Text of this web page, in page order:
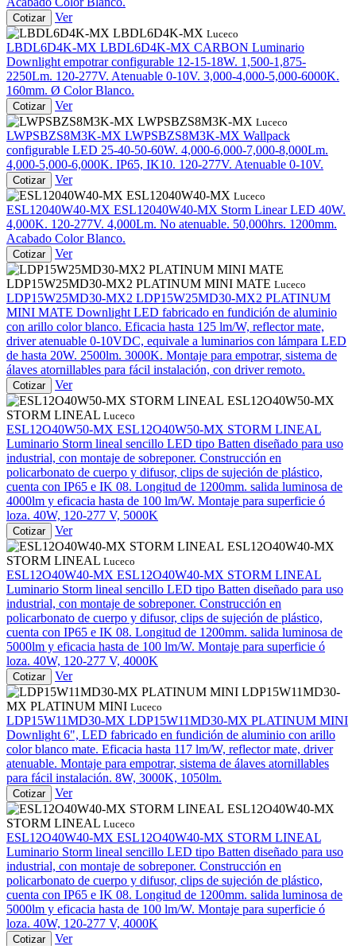
Cotizar
Ver
LBDL6D4K-MX Luceco
LBDL6D4K-MX LBDL6D4K-MX CARBON Luminario
Downlight empotrar configurable 12-15-18W. 1,500-1,875-
2250Lm. 120-277V. Atenuable 0-10V. 3,000-4,000-5,000-6000K.
160mm. Ø Color Blanco.
Cotizar
Ver
LWPSBZS8M3K-MX Luceco
LWPSBZS8M3K-MX LWPSBZS8M3K-MX Wallpack
configurable LED 25-40-50-60W. 4,000-6,000-7,000-8,000Lm.
4,000-5,000-6,000K. IP65, IK10. 120-277V. Atenuable 0-10V.
Cotizar
Ver
ESL12040W40-MX Luceco
ESL12040W40-MX ESL12040W40-MX Storm Linear LED 40W.
4,000K. 120-277V. 4,000Lm. No atenuable. 50,000hrs. 1200mm.
Acabado Color Blanco.
Cotizar Ver
LDP15W25MD30-MX2 PLATINUM MINI MATE Luceco
LDP15W25MD30-MX2 LDP15W25MD30-MX2 PLATINUM
MINI MATE Downlight LED fabricado en fundición de aluminio
con arillo color blanco. Eficacia hasta 125 lm/W, reflector mate,
driver atenuable 0-10VDC, equivale a luminarios con lámpara LED
de hasta 20W. 2500lm. 3000K. Montaje para empotrar, sistema de
álaves atornillables para fácil instalación, con driver remoto.
Cotizar
Ver
ESL12O40W50-MX
STORM LINEAL Luceco
ESL12O40W50-MX ESL12O40W50-MX STORM LINEAL
Luminario Storm lineal sencillo LED tipo Batten diseñado para uso
industrial, con montaje de sobreponer. Construcción en
policarbonato de cuerpo y difusor, clips de sujeción de plástico,
cuenta con IP65 e IK 08. Longitud de 1200mm. salida luminosa de
4000lm y eficacia hasta de 100 lm/W. Montaje para superficie ó
loza. 40W, 120-277 V, 5000K
Cotizar
Ver
ESL12O40W40-MX
STORM LINEAL Luceco
ESL12O40W40-MX ESL12O40W40-MX STORM LINEAL
Luminario Storm lineal sencillo LED tipo Batten diseñado para uso
industrial, con montaje de sobreponer. Construcción en
policarbonato de cuerpo y difusor, clips de sujeción de plástico,
cuenta con IP65 e IK 08. Longitud de 1200mm. salida luminosa de
5000lm y eficacia hasta de 100 lm/W. Montaje para superficie ó
loza. 40W, 120-277 V, 4000K
Cotizar
Ver
LDP15W11MD30-
MX PLATINUM MINI Luceco
LDP15W11MD30-MX LDP15W11MD30-MX PLATINUM MINI
Downlight 6", LED fabricado en fundición de aluminio con arillo
color blanco mate. Eficacia hasta 117 lm/W, reflector mate, driver
atenuable. Montaje para empotrar, sistema de álaves atornillables
para fácil instalación. 8W, 3000K, 1050lm.
Cotizar
Ver
ESL12O40W40-MX
STORM LINEAL Luceco
ESL12O40W40-MX ESL12O40W40-MX STORM LINEAL
Luminario Storm lineal sencillo LED tipo Batten diseñado para uso
industrial, con montaje de sobreponer. Construcción en
policarbonato de cuerpo y difusor, clips de sujeción de plástico,
cuenta con IP65 e IK 08. Longitud de 1200mm. salida luminosa de
5000lm y eficacia hasta de 100 lm/W. Montaje para superficie ó
loza. 40W, 120-277 V, 4000K
Cotizar
Ver